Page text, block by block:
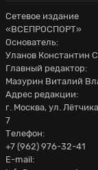
Сетевое издание
«ВСЕПРОСПОРТ»
Основатель:
Уланов Константин
Главный редактор:
Мазурин Виталий
Адрес редакции:
г. Москва, ул.
7
Телефон:
+7 (962) 976-32-41
E-mail: